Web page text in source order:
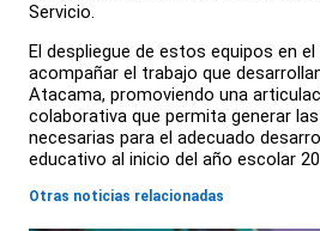
Servicio.
El despliegue de estos equipos en
acompañar el trabajo que
Atacama, promoviendo una
colaborativa que permita generar
necesarias para el adecuado
educativo al inicio del año escolar
Otras noticias relacionadas